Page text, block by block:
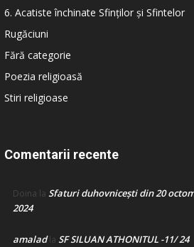
6. Acatiste închinate Sfinților și Sfintelor
Rugăciuni
Fără categorie
Poezia religioasă
Stiri religioase
Comentarii recente
Doina la Sfaturi duhovnicești din 20
2024
amaladla SF SILUAN ATHONITUL -11/ 24